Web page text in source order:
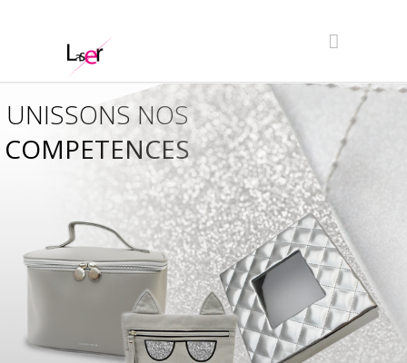
COMPETENCES
UNISSONS NOS